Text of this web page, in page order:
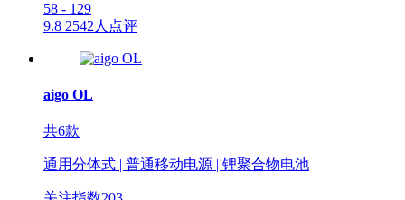
58 - 129
9.8 2542人点评
aigo OL
共6款
通用分体式 | 普通移动电源 | 锂聚合物电池